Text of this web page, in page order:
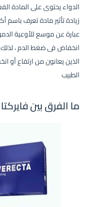
الدواء يحتوى على المادة
زيادة تأثير مادة تعرف باسم
عبارة عن موسع للأوعية
انخفاض فى ضغط الدم ،
الذين يعانون من ارتفاع أو
الطبيب
ما الفرق بين